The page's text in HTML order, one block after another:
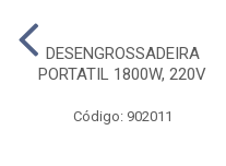
DESENGROSSADEIRA
PORTATIL 1800W, 220V
Código: 902011